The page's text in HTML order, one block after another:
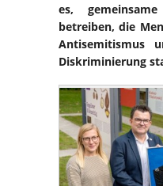
es,
betreiben, die
Antisemitismus
Diskriminierung